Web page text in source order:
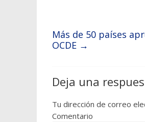
Más de 50 países
OCDE →
Deja una
Tu dirección de correo
Comentario